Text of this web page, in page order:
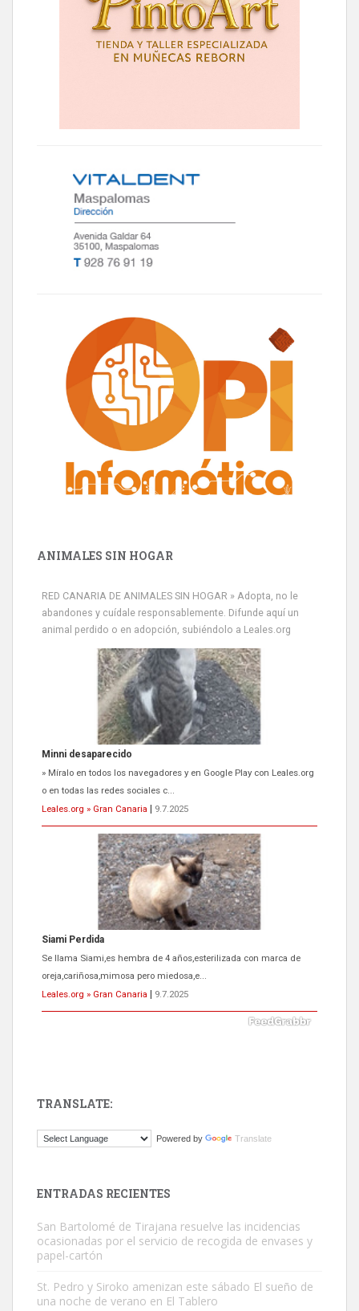
ANIMALES SIN HOGAR
RED CANARIA DE ANIMALES SIN HOGAR » Adopta, no le
abandones y cuídale responsablemente. Difunde aquí un
animal perdido o en adopción, subiéndolo a Leales.org
Minni desaparecido
» Míralo en todos los navegadores y en Google Play con Leales.org
o en todas las redes sociales c...
Leales.org » Gran Canaria
9.7.2025
Siami Perdida
Se llama Siami,es hembra de 4 años,esterilizada con marca de
oreja,cariñosa,mimosa pero miedosa,e...
Leales.org » Gran Canaria
9.7.2025
El ayuntamiento se va a llevar a Los Gatos callejeros de la zona los
TRANSLATE:
Powered by Translate
ENTRADAS RECIENTES
San Bartolomé de Tirajana resuelve las incidencias
ocasionadas por el servicio de recogida de envases y
papel-cartón
St. Pedro y Siroko amenizan este sábado El sueño de
una noche de verano en El Tablero